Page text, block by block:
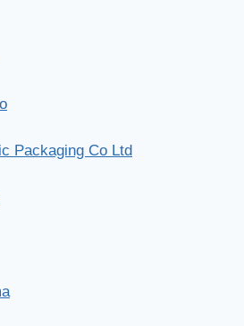
Packaging Co Ltd